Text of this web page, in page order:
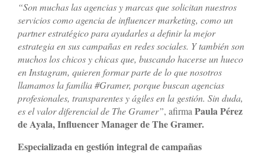
“Son muchas las agencias y marcas que solicitan nuestros
servicios como agencia de influencer marketing, como un
partner estratégico para ayudarles a definir la mejor
estrategia en sus campañas en redes sociales. Y también son
muchos los chicos y chicas que, buscando hacerse un hueco
en Instagram, quieren formar parte de lo que nosotros
llamamos la familia #Gramer, porque buscan agencias
profesionales, transparentes y ágiles en la gestión. Sin duda,
es el valor diferencial de The Gramer”, afirma Paula Pérez
de Ayala, Influencer Manager de The Gramer.
Especializada en gestión integral de campañas